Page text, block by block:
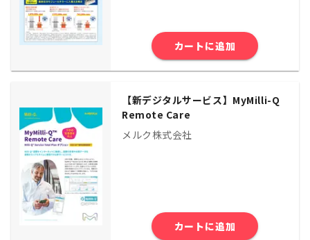
カートに追加
【新デジタルサービス】MyMilli-Q
Remote Care
メルク株式会社
カートに追加